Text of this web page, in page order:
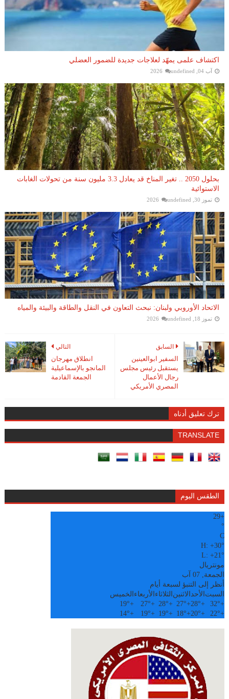
اكتشاف علمى يمهّد لعلاجات جديدة للضمور العضلي
آب 04, 2026 undefined
بحلول 2050 .. تغير المناخ قد يعادل 3.3 مليون سنة من تحولات الغابات
الاستوائية
تموز 30, 2026 undefined
الاتحاد الأوروبي ولبنان: نبحث التعاون في النقل والطاقة والبيئة والمياه
تموز 18, 2026 undefined
التالي
انطلاق مهرجان
المانجو بالإسماعيلية
الجمعة القادمة
السابق
السفير ابوالعينين
يستقبل رئيس مجلس
رجال الأعمال
المصري الأمريكي
ترك تعليق أدناه
TRANSLATE
الطقس اليوم
+
29
°
C
H:+30°
L:+21°
مونتريال
الجمعة, 07 آب
أنظر إلى التنبؤ لسبعة أيام
السبت الأحدالاثنين الثلاثاء الأربعاء الخميس
+
32°
+
28°
+
27°
+
28°
+
27°
+
19°
+
22°
+
20°
+
18°
+
19°
+
19°
+
14°